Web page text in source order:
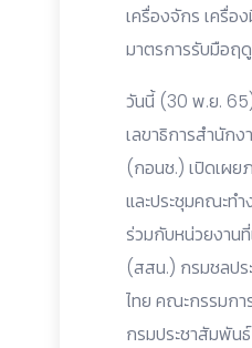
เครื่องจักร เครื่
มาตรการรับมือฤ
วันนี้ (30 พ.ย.
เลขาธิการสำนัก
(กอนช.) เปิดเผย
และประชุมคณะท
ร่วมกับหน่วยงาน
(สสน.) กรมชลป
ไทย คณะกรรมกา
กรมประชาสัมพัน